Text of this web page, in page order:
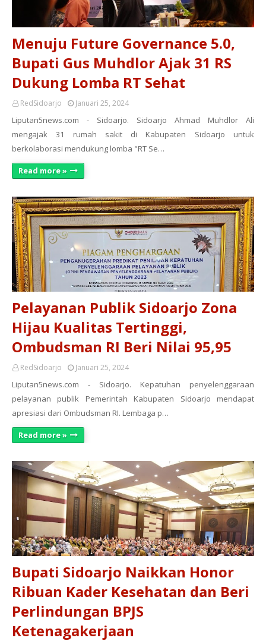
Menuju Future Governance 5.0,
Bupati Gus Muhdlor Ajak 31 RS
Dukung Lomba RT Sehat
RedSidoarjo Januari 25, 2024
Liputan5news.com - Sidoarjo. Sidoarjo Ahmad Muhdlor Ali
mengajak 31 rumah sakit di Kabupaten Sidoarjo untuk
berkolaborasi mendukung lomba "RT Se…
Read more »
Pelayanan Publik Sidoarjo Zona
Hijau Kualitas Tertinggi,
Ombudsman RI Beri Nilai 95,95
RedSidoarjo Januari 25, 2024
Liputan5news.com - Sidoarjo. Kepatuhan penyelenggaraan
pelayanan publik Pemerintah Kabupaten Sidoarjo mendapat
apresiasi dari Ombudsman RI. Lembaga p…
Read more »
Bupati Sidoarjo Naikkan Honor
Ribuan Kader Kesehatan dan Beri
Perlindungan BPJS
Ketenagakerjaan